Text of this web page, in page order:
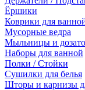
Ёршики
Коврики для
Мусорные ведра
Мыльницы и
Наборы для ванной
Полки / Стойки
Сушилки для белья
Шторы и карнизы